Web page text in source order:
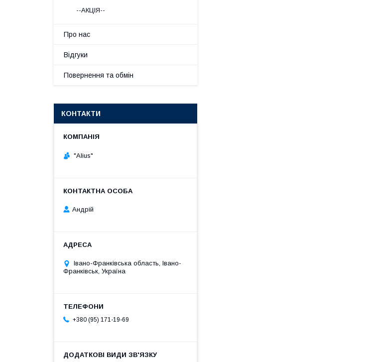
--АКЦІЯ--
Про нас
Відгуки
Повернення та обмін
КОНТАКТИ
"Alius"
Андрій
Івано-Франківська область, Івано-
Франківськ, Україна
+380 (95) 171-19-69